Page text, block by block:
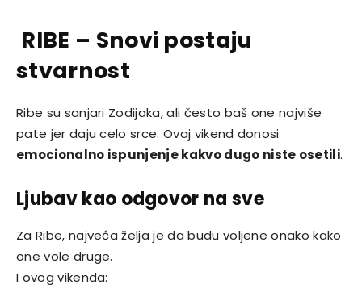
RIBE – Snovi postaju
stvarnost
Ribe su sanjari Zodijaka, ali često baš one najviše
pate jer daju celo srce. Ovaj vikend donosi
emocionalno ispunjenje kakvo dugo niste osetili.
Ljubav kao odgovor na sve
Za Ribe, najveća želja je da budu voljene onako kako
one vole druge.
I ovog vikenda: